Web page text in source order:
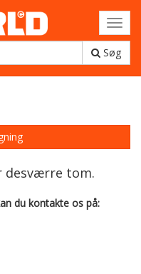
Søg
desværre tom.
du kontakte os på: